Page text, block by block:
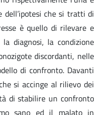
dell’ipotesi che si tratti di
è quello di rilevare e
diagnosi, la condizione
discordanti, nelle
di confronto. Davanti
si accinge al rilievo dei
di stabilire un confronto
sano ed il malato in